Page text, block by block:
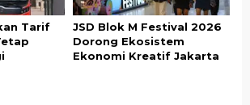
Tarif
JSD Blok M Festival 2026
Dorong Ekosistem
Ekonomi Kreatif Jakarta